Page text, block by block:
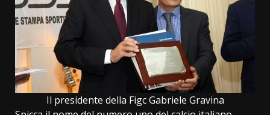
Il presidente della Figc Gabriele Gravina